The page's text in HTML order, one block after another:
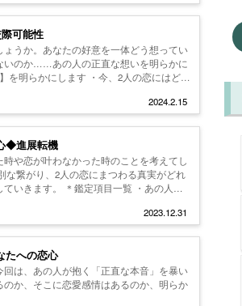
可能性
2024.2.15
うか。あなたの好意を一体どう想ってい
いのか……あの人の正直な想いを明らかに
を明らかにします ・今、2人の恋にはどん
◆進展転機
2023.12.31
や恋が叶わなかった時のことを考えてし
繋がり、2人の恋にまつわる真実がどれ
いきます。 ＊鑑定項目一覧 ・あの人に
たへの恋心
は、あの人が抱く「正直な本音」を暴い
か、そこに恋愛感情はあるのか、明らか